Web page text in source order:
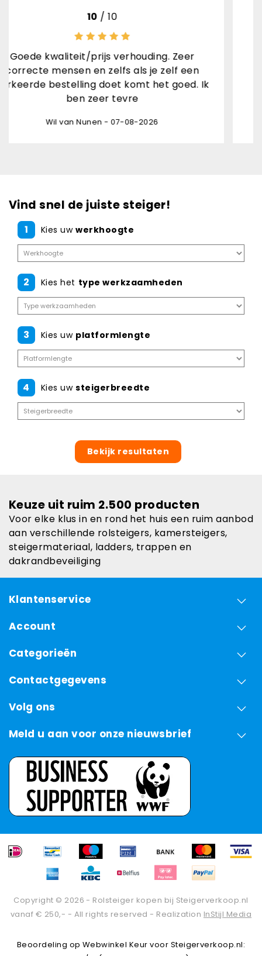
prijs verhouding. Zeer
en zelfs als je zelf een
doet komt het goed. Ik
- 07-08-2026
Rene van den
Vind snel de juiste steiger!
1 Kies uw werkhoogte
2 Kies het type werkzaamheden
3 Kies uw platformlengte
4 Kies uw steigerbreedte
Bekijk resultaten
Keuze uit ruim 2.500 producten
Voor elke klus in en rond het huis een ruim aanbod
aan verschillende rolsteigers, kamersteigers,
steigermateriaal, ladders, trappen en
dakrandbeveiliging
Klantenservice
Account
Categorieën
Contactgegevens
Volg ons
Meld u aan voor onze nieuwsbrief
Copyright © 2026 - Rolsteiger kopen bij Steigerverkoop.nl
vanaf € 250,- - All rights reserved - Realization InStijl Media
Beoordeling op Webwinkel Keur voor Steigerverkoop.nl: